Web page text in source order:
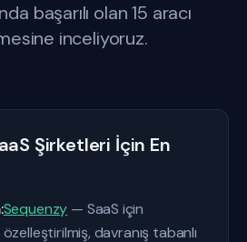
başarılı olan 15 aracı
inceliyoruz.
Şirketleri İçin En
Sequenzy — SaaS için
özelleştirilmiş, davranış tabanlı